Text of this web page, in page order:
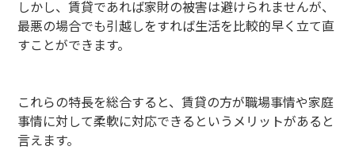
しかし、賃貸であれば家財の被害は避けられませんが、
最悪の場合でも引越しをすれば生活を比較的早く立て直
すことができます。
これらの特長を総合すると、賃貸の方が職場事情や家庭
事情に対して柔軟に対応できるというメリットがあると
言えます。